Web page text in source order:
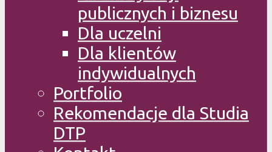
publicznych i biznesu
Dla uczelni
Dla klientów
indywidualnych
Portfolio
Rekomendacje dla Studia
DTP